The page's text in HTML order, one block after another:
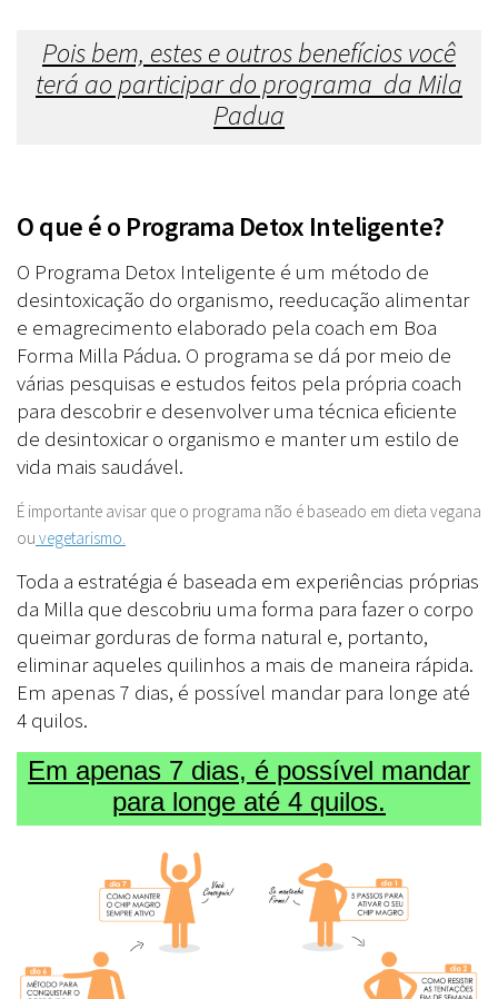
Pois bem, estes e outros benefícios você
terá ao participar do programa da Mila
Padua
O que é o Programa Detox Inteligente?
O Programa Detox Inteligente é um método de
desintoxicação do organismo, reeducação alimentar
e emagrecimento elaborado pela coach em Boa
Forma Milla Pádua. O programa se dá por meio de
várias pesquisas e estudos feitos pela própria coach
para descobrir e desenvolver uma técnica eficiente
de desintoxicar o organismo e manter um estilo de
vida mais saudável.
É importante avisar que o programa não é baseado em dieta vegana
ou vegetarismo.
Toda a estratégia é baseada em experiências próprias
da Milla que descobriu uma forma para fazer o corpo
queimar gorduras de forma natural e, portanto,
eliminar aqueles quilinhos a mais de maneira rápida.
Em apenas 7 dias, é possível mandar para longe até
4 quilos.
Em apenas 7 dias, é possível mandar
para longe até 4 quilos.